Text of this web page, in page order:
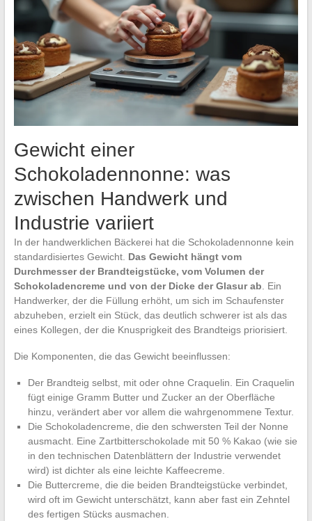
Gewicht einer
Schokoladennonne: was
zwischen Handwerk und
Industrie variiert
In der handwerklichen Bäckerei hat die Schokoladennonne kein
standardisiertes Gewicht. Das Gewicht hängt vom
Durchmesser der Brandteigstücke, vom Volumen der
Schokoladencreme und von der Dicke der Glasur ab . Ein
Handwerker, der die Füllung erhöht, um sich im Schaufenster
abzuheben, erzielt ein Stück, das deutlich schwerer ist als das
eines Kollegen, der die Knusprigkeit des Brandteigs priorisiert.
Die Komponenten, die das Gewicht beeinflussen:
Der Brandteig selbst, mit oder ohne Craquelin. Ein Craquelin
fügt einige Gramm Butter und Zucker an der Oberfläche
hinzu, verändert aber vor allem die wahrgenommene Textur.
Die Schokoladencreme, die den schwersten Teil der Nonne
ausmacht. Eine Zartbitterschokolade mit 50 % Kakao (wie sie
in den technischen Datenblättern der Industrie verwendet
wird) ist dichter als eine leichte Kaffeecreme.
Die Buttercreme, die die beiden Brandteigstücke verbindet,
wird oft im Gewicht unterschätzt, kann aber fast ein Zehntel
des fertigen Stücks ausmachen.